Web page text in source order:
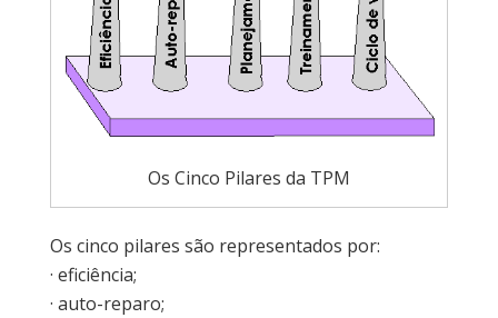
Os Cinco Pilares da TPM
Os cinco pilares são representados por:
· eficiência;
· auto-reparo;